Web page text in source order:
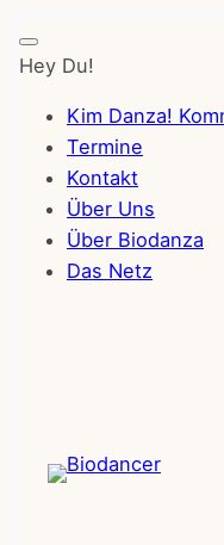
Hey Du!
Kim Danza!
Termine
Kontakt
Über Uns
Über Biodanza
Das Netz